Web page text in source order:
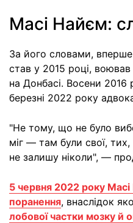
Масі Найєм:
За його словами, вперше
став у 2015 році,
на Донбасі. Восени 2016
березні 2022 року
"Не тому, що не було
міг — там були свої,
не залишу ніколи", —
5 червня 2022 року
поранення, внаслідок
лобової частки мозку й